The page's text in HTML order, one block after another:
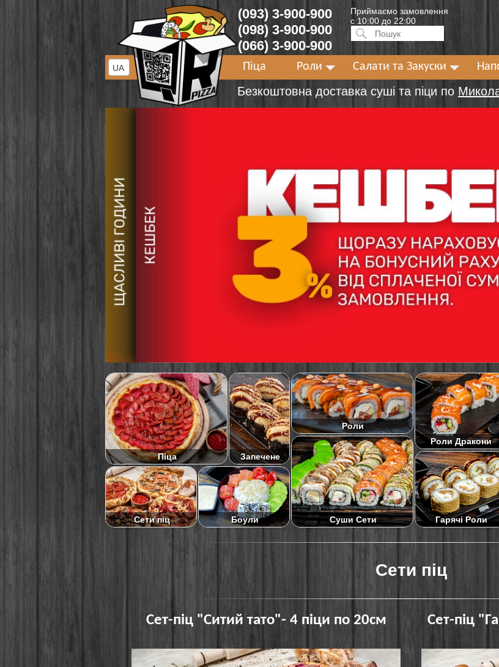
(093) 3-900-900
(098) 3-900-900
(066) 3-900-900
Приймаємо замовлення
с 10:00 до 22:00
Искать:ПОИСК
Піца Роли Салати та Закуски
Безкоштовна доставка суші та піци по
UA
Піца Запечене
Роли
Роли Дракони
Сети піц Боули Суши Сети Гарячі Роли
Сети піц
Сет-піц "Ситий тато"- 4 піци по 20см Сет-піц